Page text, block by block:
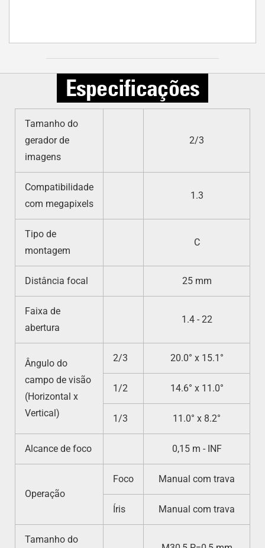
Especificações
Tamanho do
gerador de
imagens
2/3
Compatibilidade
com megapixels
1.3
Tipo de
montagem
C
Distância focal 25 mm
Faixa de
abertura
1.4 - 22
Ângulo do
campo de visão
(Horizontal x
Vertical)
2/3 20.0° x 15.1°
1/2 14.6° x 11.0°
1/3 11.0° x 8.2°
Alcance de foco 0,15 m - INF
Operação
Foco Manual com trava
Íris Manual com trava
Tamanho do